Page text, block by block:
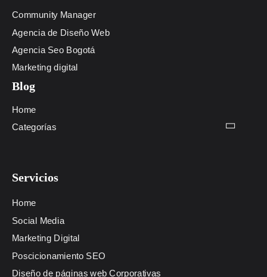
Community Manager
Agencia de Diseño Web
Agencia Seo Bogotá
Marketing digital
Blog
Home
Categorías
Servicios
Home
Social Media
Marketing Digital
Poscicionamiento SEO
Diseño de páginas web Corporativas